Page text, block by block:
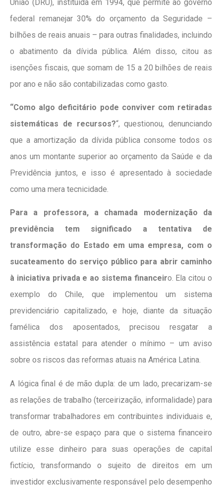
União (DRU), instituída em 1994, que permite ao governo
federal remanejar 30% do orçamento da Seguridade –
bilhões de reais anuais – para outras finalidades, incluindo
o abatimento da dívida pública. Além disso, citou as
isenções fiscais, que somam de 15 a 20 bilhões de reais
por ano e não são contabilizadas como gasto.
“Como algo deficitário pode conviver com retiradas
sistemáticas de recursos?“, questionou, denunciando
que a amortização da dívida pública consome todos os
anos um montante superior ao orçamento da Saúde e da
Previdência juntos, e isso é apresentado à sociedade
como uma mera tecnicidade.
Para a professora, a chamada modernização da
previdência tem significado a tentativa de
transformação do Estado em uma empresa, com o
sucateamento do serviço público para abrir caminho
à iniciativa privada e ao sistema financeiro. Ela citou o
exemplo do Chile, que implementou um sistema
previdenciário capitalizado, e hoje, diante da situação
famélica dos aposentados, precisou resgatar a
assistência estatal para atender o mínimo – um aviso
sobre os riscos das reformas atuais na América Latina.
A lógica final é de mão dupla: de um lado, precarizam-se
as relações de trabalho (terceirização, informalidade) para
transformar trabalhadores em contribuintes individuais e,
de outro, abre-se espaço para que o sistema financeiro
utilize esse dinheiro para suas operações de capital
fictício, transformando o sujeito de direitos em um
investidor exclusivamente responsável pelo desempenho